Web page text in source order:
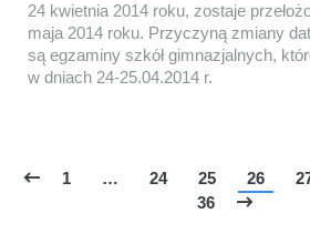
24 kwietnia 2014 roku, zostaje
maja 2014 roku. Przyczyną zmiany
są egzaminy szkół gimnazjalnych,
w dniach 24-25.04.2014 r.
1 … 24 25 26
36